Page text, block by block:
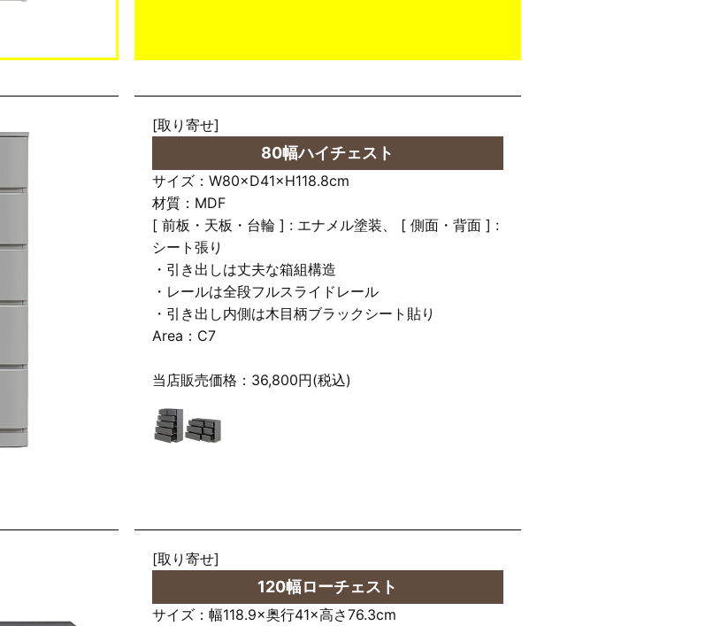
[取り寄せ]
80幅ハイチェスト
サイズ：W80×D41×H118.8cm
材質：MDF
[ 前板・天板・台輪 ] : エナメル塗装、 [ 側面・背面 ] :
シート張り
・引き出しは丈夫な箱組構造
・レールは全段フルスライドレール
・引き出し内側は木目柄ブラックシート貼り
Area：C7
当店販売価格：36,800円(税込)
[取り寄せ]
120幅ローチェスト
サイズ：幅118.9×奥行41×高さ76.3cm